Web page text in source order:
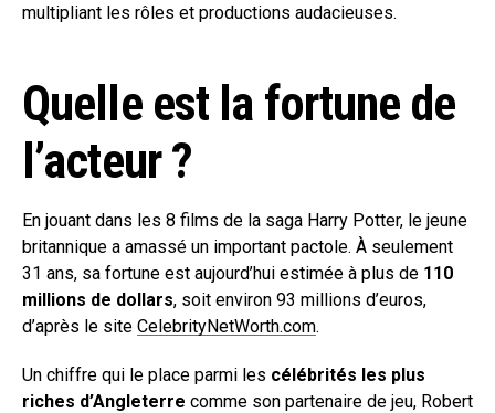
multipliant les rôles et productions audacieuses.
Quelle est la fortune de
l’acteur ?
En jouant dans les 8 films de la saga Harry Potter, le jeune
britannique a amassé un important pactole. À seulement
31 ans, sa fortune est aujourd’hui estimée à plus de 110
millions de dollars, soit environ 93 millions d’euros,
d’après le site CelebrityNetWorth.com.
Un chiffre qui le place parmi les célébrités les plus
riches d’Angleterre comme son partenaire de jeu, Robert